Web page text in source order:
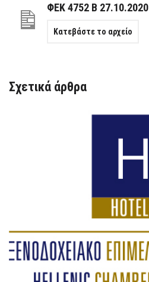
ΦΕΚ 4752 Β 27.10.2020
Κατεβάστε το αρχείο
Σχετικά άρθρα